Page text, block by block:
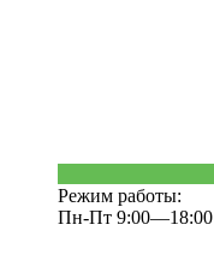
Режим работы:
Пн-Пт 9:00—18:00